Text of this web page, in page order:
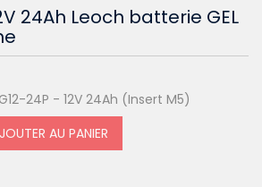
24Ah Leoch batterie GEL
24P - 12V 24Ah (Insert M5)
AU PANIER